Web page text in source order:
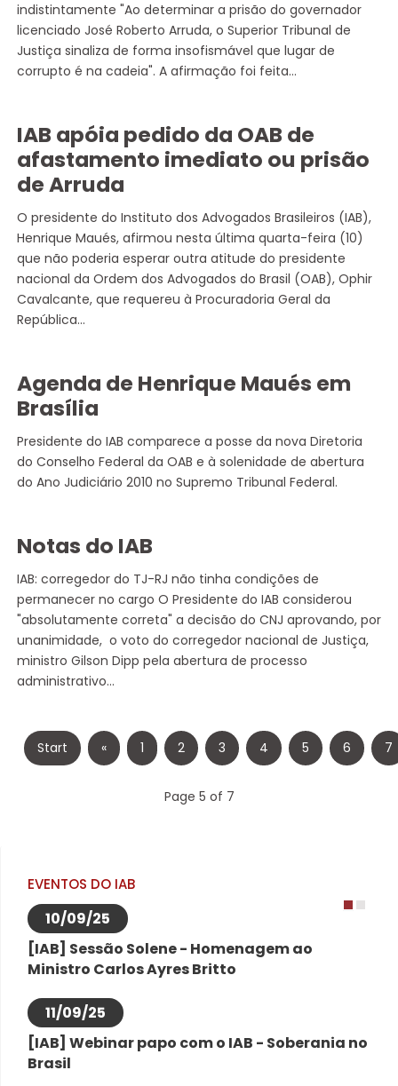
indistintamente "Ao determinar a prisão do governador
licenciado José Roberto Arruda, o Superior Tribunal de
Justiça sinaliza de forma insofismável que lugar de
corrupto é na cadeia". A afirmação foi feita…
IAB apóia pedido da OAB de
afastamento imediato ou prisão
de Arruda
O presidente do Instituto dos Advogados Brasileiros (IAB),
Henrique Maués, afirmou nesta última quarta-feira (10)
que não poderia esperar outra atitude do presidente
nacional da Ordem dos Advogados do Brasil (OAB), Ophir
Cavalcante, que requereu à Procuradoria Geral da
República…
Agenda de Henrique Maués em
Brasília
Presidente do IAB comparece a posse da nova Diretoria
do Conselho Federal da OAB e à solenidade de abertura
do Ano Judiciário 2010 no Supremo Tribunal Federal.
Notas do IAB
IAB: corregedor do TJ-RJ não tinha condições de
permanecer no cargo O Presidente do IAB considerou
"absolutamente correta" a decisão do CNJ aprovando, por
unanimidade, o voto do corregedor nacional de Justiça,
ministro Gilson Dipp pela abertura de processo
administrativo…
Start « 1 2 3 4 5 6 7
Page 5 of 7
EVENTOS DO IAB
10/09/25
[IAB] Sessão Solene - Homenagem ao
Ministro Carlos Ayres Britto
11/09/25
[IAB] Webinar papo com o IAB - Soberania no
Brasil